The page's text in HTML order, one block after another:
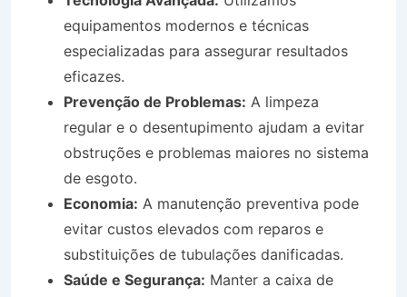
equipamentos modernos e técnicas
especializadas para assegurar resultados
eficazes.
Prevenção de Problemas: A limpeza
regular e o desentupimento ajudam a evitar
obstruções e problemas maiores no sistema
de esgoto.
Economia: A manutenção preventiva pode
evitar custos elevados com reparos e
substituições de tubulações danificadas.
Saúde e Segurança: Manter a caixa de